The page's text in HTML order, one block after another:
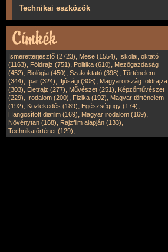
Technikai eszközök
Ismeretterjesztő (2723), Mese (1554), Iskolai, oktató
(1163), Földrajz (751), Politika (610), Mezőgazdaság
(452), Biológia (450), Szakoktató (398), Történelem
(344), Ipar (324), Ifjúsági (308), Magyarország földrajza
(303), Életrajz (277), Művészet (251), Képzőművészet
(229), Irodalom (200), Fizika (192), Magyar történelem
(192), Közlekedés (189), Egészségügy (174),
Hangosított diafilm (169), Magyar irodalom (169),
Növénytan (168), Rajzfilm alapján (133),
Technikatörténet (129),